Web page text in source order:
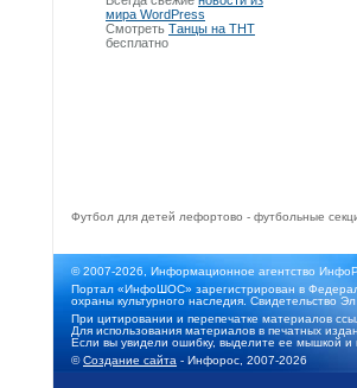
мира WordPress
Смотреть Танцы на ТНТ
бесплатно
Футбол для детей лефортово - футбольные
© 2007-2026, Информационное агентство
Портал «ИнфоШОС» зарегистрирован в
охраны культурного наследия. Свидетельство
При цитировании и перепечатке материалов
Для использования материалов в печатных
Если вы увидели ошибку, выделите ее мышкой
©Создание сайта - Инфорос, 2007-2026